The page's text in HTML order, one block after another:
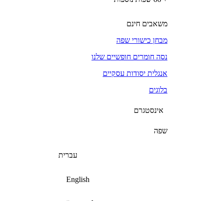
משאבים חינם
מבחן כישורי שפה
נסה חומרים חופשיים שלנו
אנגלית יסודות עסקיים
בלוגים
אינסטגרם
שפה
עברית
English